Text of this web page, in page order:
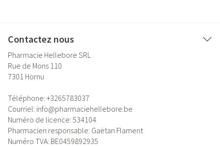
Contactez nous
Pharmacie Hellebore SRL
Rue de Mons 110
7301 Hornu
Téléphone: +3265783037
Courriel: info@pharmaciehellebore.be
Numéro de licence: 534104
Pharmacien responsable: Gaëtan Flament
Numéro TVA: BE0459892935